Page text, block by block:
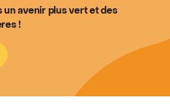
un avenir plus vert et des
!